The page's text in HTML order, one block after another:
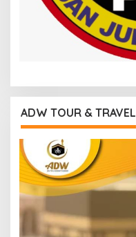
ADW TOUR & TRAVEL